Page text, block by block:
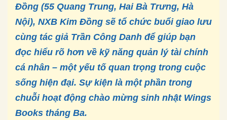
Đồng (55 Quang Trung, Hai Bà Trưng, Hà
Nội), NXB Kim Đồng sẽ tổ chức buổi giao lưu
cùng tác giả Trần Công Danh để giúp bạn
đọc hiểu rõ hơn về kỹ năng quản lý tài chính
cá nhân – một yếu tố quan trọng trong cuộc
sống hiện đại. Sự kiện là một phần trong
chuỗi hoạt động chào mừng sinh nhật Wings
Books tháng Ba.